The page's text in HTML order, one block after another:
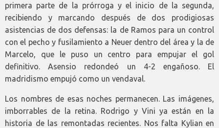
primera parte de la prórroga y el inicio de la segunda,
recibiendo y marcando después de dos prodigiosas
asistencias de dos defensas: la de Ramos para un control
con el pecho y fusilamiento a Neuer dentro del área y la de
Marcelo, que le puso un centro para empujar el gol
definitivo. Asensio redondeó un 4-2 engañoso. El
madridismo empujó como un vendaval.
Los nombres de esas noches permanecen. Las imágenes,
imborrables de la retina. Rodrigo y Vini ya están en la
historia de las remontadas recientes. Nos falta Kylian en